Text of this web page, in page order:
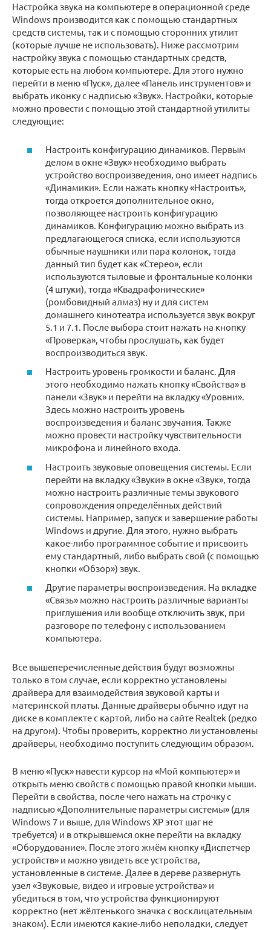
Настройка звука на компьютере в операционной среде
Windows производится как с помощью стандартных
средств системы, так и с помощью сторонних утилит
(которые лучше не использовать). Ниже рассмотрим
настройку звука с помощью стандартных средств,
которые есть на любом компьютере. Для этого нужно
перейти в меню «Пуск», далее «Панель инструментов» и
выбрать иконку с надписью «Звук». Настройки, которые
можно провести с помощью этой стандартной утилиты
следующие:
Настроить конфигурацию динамиков. Первым
делом в окне «Звук» необходимо выбрать
устройство воспроизведения, оно имеет надпись
«Динамики». Если нажать кнопку «Настроить»,
тогда откроется дополнительное окно,
позволяющее настроить конфигурацию
динамиков. Конфигурацию можно выбрать из
предлагающегося списка, если используются
обычные наушники или пара колонок, тогда
данный тип будет как «Стерео», если
используются тыловые и фронтальные колонки
(4 штуки), тогда «Квадрафонические»
(ромбовидный алмаз) ну и для систем
домашнего кинотеатра используется звук вокруг
5.1 и 7.1. После выбора стоит нажать на кнопку
«Проверка», чтобы прослушать, как будет
воспроизводиться звук.
Настроить уровень громкости и баланс. Для
этого необходимо нажать кнопку «Свойства» в
панели «Звук» и перейти на вкладку «Уровни».
Здесь можно настроить уровень
воспроизведения и баланс звучания. Также
можно провести настройку чувствительности
микрофона и линейного входа.
Настроить звуковые оповещения системы. Если
перейти на вкладку «Звуки» в окне «Звук», тогда
можно настроить различные темы звукового
сопровождения определённых действий
системы. Например, запуск и завершение работы
Windows и другие. Для этого, нужно выбрать
какое-либо программное событие и присвоить
ему стандартный, либо выбрать свой (с помощью
кнопки «Обзор») звук.
Другие параметры воспроизведения. На вкладке
«Связь» можно настроить различные варианты
приглушения или вообще отключить звук, при
разговоре по телефону с использованием
компьютера.
Все вышеперечисленные действия будут возможны
только в том случае, если корректно установлены
драйвера для взаимодействия звуковой карты и
материнской платы. Данные драйверы обычно идут на
диске в комплекте с картой, либо на сайте Realtek (редко
на другом). Чтобы проверить, корректно ли установлены
драйверы, необходимо поступить следующим образом.
В меню «Пуск» навести курсор на «Мой компьютер» и
открыть меню свойств с помощью правой кнопки мыши.
Перейти в свойства, после чего нажать на строчку с
надписью «Дополнительные параметры системы» (для
Windows 7 и выше, для Windows XP этот шаг не
требуется) и в открывшемся окне перейти на вкладку
«Оборудование». После этого жмём кнопку «Диспетчер
устройств» и можно увидеть все устройства,
установленные в системе. Далее в дереве развернуть
узел «Звуковые, видео и игровые устройства» и
убедиться в том, что устройства функционируют
корректно (нет жёлтенького значка с восклицательным
знаком). Если имеются какие-либо неполадки, следует